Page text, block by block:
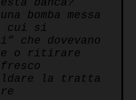
banca?
bomba messa
cui si
che dovevano
o ritirare
la tratta